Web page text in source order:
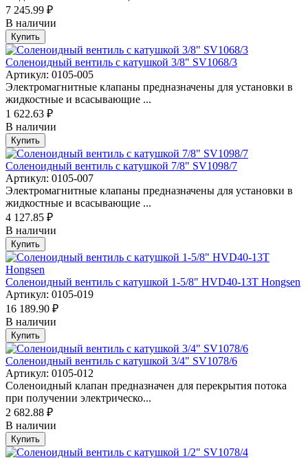
7 245.99 ₽
В наличии
Купить
Соленоидный вентиль с катушкой 3/8" SV1068/3
Артикул: 0105-005
Электромагнитные клапаны предназначены для установки в
жидкостные и всасывающие ...
1 622.63 ₽
В наличии
Купить
Соленоидный вентиль с катушкой 7/8" SV1098/7
Артикул: 0105-007
Электромагнитные клапаны предназначены для установки в
жидкостные и всасывающие ...
4 127.85 ₽
В наличии
Купить
Соленоидный вентиль с катушкой 1-5/8" HVD40-13T Hongsen
Артикул: 0105-019
16 189.90 ₽
В наличии
Купить
Соленоидный вентиль с катушкой 3/4" SV1078/6
Артикул: 0105-012
Соленоидный клапан предназначен для перекрытия потока
при получении электрическо...
2 682.88 ₽
В наличии
Купить